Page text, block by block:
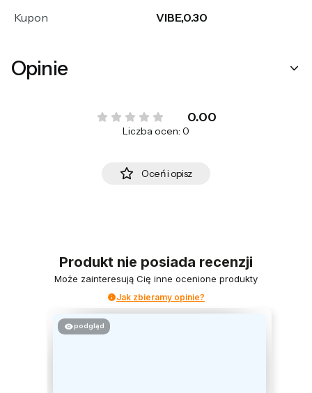
Kupon VIBE,0.30
Opinie
0.00
Liczba ocen: 0
Oceń i opisz
Produkt nie posiada recenzji
Może zainteresują Cię inne ocenione produkty
Jak zbieramy opinie?
podgląd